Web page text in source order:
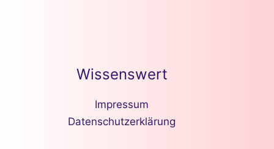
Wissenswert
Impressum
Datenschutzerklärung